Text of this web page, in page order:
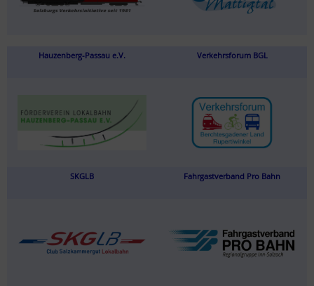
Hauzenberg-Passau e.V. Verkehrsforum BGL
SKGLB Fahrgastverband Pro Bahn